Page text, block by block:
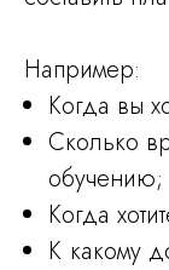
Например:
Когда вы
Сколько
обучению;
Когда
К какому